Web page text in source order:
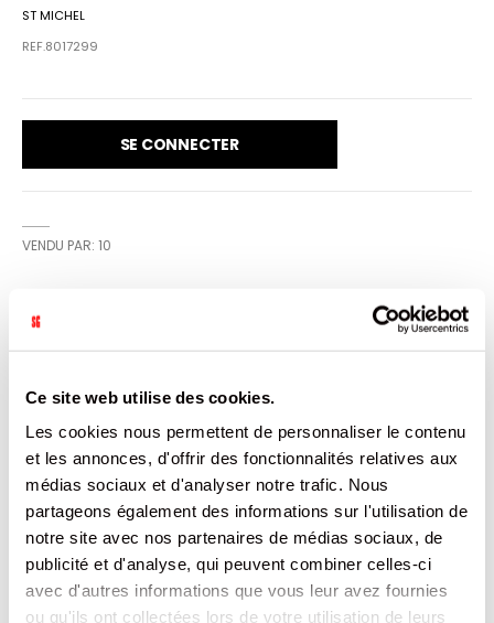
Ce site web utilise des cookies.
Les cookies nous permettent de personnaliser le contenu
et les annonces, d'offrir des fonctionnalités relatives aux
médias sociaux et d'analyser notre trafic. Nous
partageons également des informations sur l'utilisation de
notre site avec nos partenaires de médias sociaux, de
publicité et d'analyse, qui peuvent combiner celles-ci
avec d'autres informations que vous leur avez fournies
ou qu'ils ont collectées lors de votre utilisation de leurs
ST MICHEL
REF.8017299
SE CONNECTER
VENDU PAR: 10
INFORMATION
Savourez nos Cocottes chocolat et graines: des sablés
fondants aux pépites de chocolat et aux graines de
sésame et de tournesol. St Michel bio, un bio qui a du
goût et du sens : fabriqué en France, avec de la farine de
blé français, des oeufs français et sans huile de
palme.Idéal pour des pauses gourmandes à partager. St
Michel, biscuits français d'origine gourmande.
CARACTÉRISTIQUES
DOCUMENTATION